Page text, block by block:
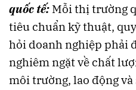
quốc tế: Mỗi thị trường
tiêu chuẩn kỹ thuật,
hỏi doanh nghiệp phải
nghiêm ngặt về chất
môi trường, lao động